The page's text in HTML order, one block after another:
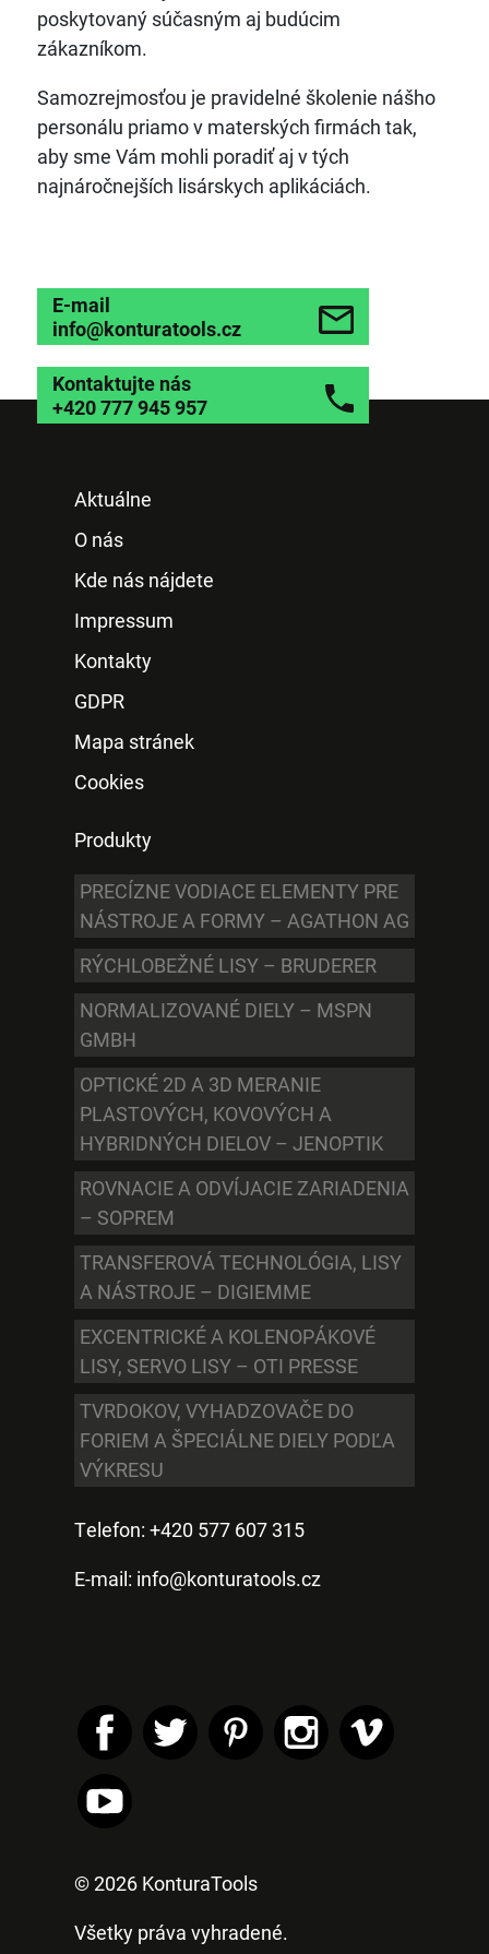
poskytovaný súčasným aj budúcim
zákazníkom.
Samozrejmosťou je pravidelné školenie nášho
personálu priamo v materských firmách tak,
aby sme Vám mohli poradiť aj v tých
najnáročnejších lisárskych aplikáciách.
E-mail
info@konturatools.cz
Kontaktujte nás
+420 777 945 957
Aktuálne
O nás
Kde nás nájdete
Impressum
Kontakty
GDPR
Mapa stránek
Cookies
Produkty
PRECÍZNE VODIACE ELEMENTY PRE
NÁSTROJE A FORMY – AGATHON AG
RÝCHLOBEŽNÉ LISY – BRUDERER
NORMALIZOVANÉ DIELY – MSPN
GMBH
OPTICKÉ 2D A 3D MERANIE
PLASTOVÝCH, KOVOVÝCH A
HYBRIDNÝCH DIELOV – JENOPTIK
ROVNACIE A ODVÍJACIE ZARIADENIA
– SOPREM
TRANSFEROVÁ TECHNOLÓGIA, LISY
A NÁSTROJE – DIGIEMME
EXCENTRICKÉ A KOLENOPÁKOVÉ
LISY, SERVO LISY – OTI PRESSE
TVRDOKOV, VYHADZOVAČE DO
FORIEM A ŠPECIÁLNE DIELY PODĽA
VÝKRESU
Telefon: +420 577 607 315
E-mail: info@konturatools.cz
© 2026 KonturaTools
Všetky práva vyhradené.